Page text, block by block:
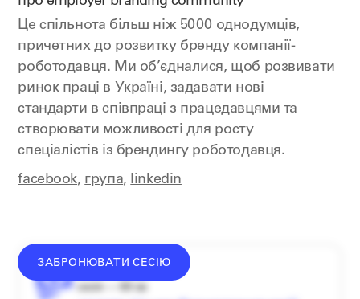
Це спільнота більш ніж 5000 однодумців,
причетних до розвитку бренду компанії-
роботодавця. Ми об’єдналися, щоб розвивати
ринок праці в Україні, задавати нові
стандарти в співпраці з працедавцями та
створювати можливості для росту
спеціалістів із брендингу роботодавця.
facebook, група, linkedin
ЗАБРОНЮВАТИ СЕСІЮ